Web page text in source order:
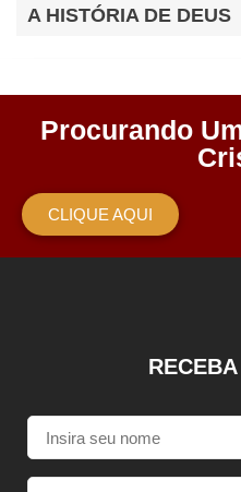
A HISTÓRIA DE DEUS
Procurando
CLIQUE AQUI